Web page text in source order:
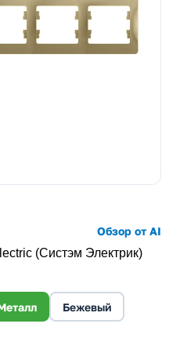
Обзор от AI
(Систэм Электрик)
Бежевый